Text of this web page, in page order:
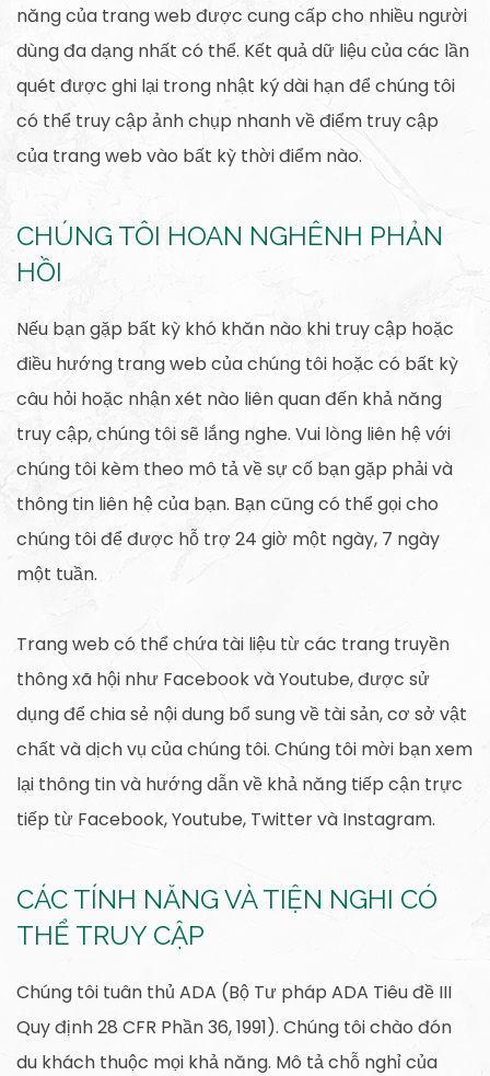
năng của trang web được cung cấp cho nhiều người
dùng đa dạng nhất có thể. Kết quả dữ liệu của các lần
quét được ghi lại trong nhật ký dài hạn để chúng tôi
có thể truy cập ảnh chụp nhanh về điểm truy cập
của trang web vào bất kỳ thời điểm nào.
CHÚNG TÔI HOAN NGHÊNH PHẢN
HỒI
Nếu bạn gặp bất kỳ khó khăn nào khi truy cập hoặc
điều hướng trang web của chúng tôi hoặc có bất kỳ
câu hỏi hoặc nhận xét nào liên quan đến khả năng
truy cập, chúng tôi sẽ lắng nghe. Vui lòng liên hệ với
chúng tôi kèm theo mô tả về sự cố bạn gặp phải và
thông tin liên hệ của bạn. Bạn cũng có thể gọi cho
chúng tôi để được hỗ trợ 24 giờ một ngày, 7 ngày
một tuần.
Trang web có thể chứa tài liệu từ các trang truyền
thông xã hội như Facebook và Youtube, được sử
dụng để chia sẻ nội dung bổ sung về tài sản, cơ sở vật
chất và dịch vụ của chúng tôi. Chúng tôi mời bạn xem
lại thông tin và hướng dẫn về khả năng tiếp cận trực
tiếp từ Facebook, Youtube, Twitter và Instagram.
CÁC TÍNH NĂNG VÀ TIỆN NGHI CÓ
THỂ TRUY CẬP
Chúng tôi tuân thủ ADA (Bộ Tư pháp ADA Tiêu đề III
Quy định 28 CFR Phần 36, 1991). Chúng tôi chào đón
du khách thuộc mọi khả năng. Mô tả chỗ nghỉ của